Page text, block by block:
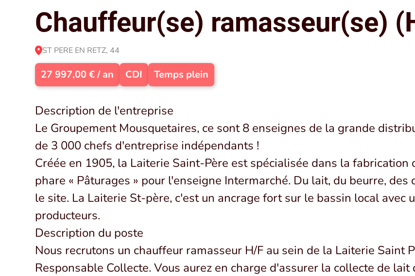
Chauffeur(se) ramasseur(se)
ST PERE EN RETZ, 44
27 997,00 € / an CDI Temps plein
Description de l'entreprise
Le Groupement Mousquetaires, ce sont 8 enseignes de la grande
de 3 000 chefs d'entreprise indépendants !
Créée en 1905, la Laiterie Saint-Père est spécialisée dans la
phare « Pâturages » pour l'enseigne Intermarché. Du lait, du beurre,
le site. La Laiterie St-père, c'est un ancrage fort sur le bassin local avec
producteurs.
Description du poste
Nous recrutons un chauffeur ramasseur H/F au sein de la Laiterie Saint
Responsable Collecte. Vous aurez en charge d'assurer la collecte de